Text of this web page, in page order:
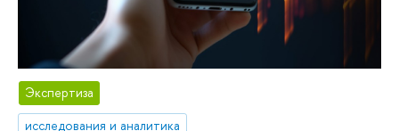
Экспертиза
исследования и аналитика